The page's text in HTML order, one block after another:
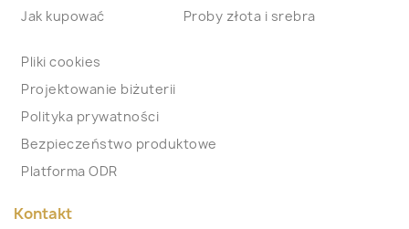
Jak kupować
Proby złota i srebra
Pliki cookies
Projektowanie biżuterii
Polityka prywatności
Bezpieczeństwo produktowe
Platforma ODR
Kontakt